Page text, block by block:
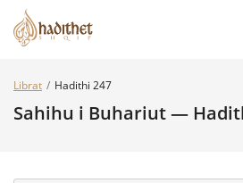
Librat Hadithi 247
Sahihu i Buhariut —